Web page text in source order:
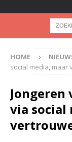
HOME
social media,
Jongeren
via social